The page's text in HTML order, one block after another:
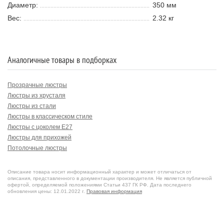
Диаметр:
350 мм
Вес:
2.32 кг
Аналогичные товары в подборках
Прозрачные люстры
Люстры из хрусталя
Люстры из стали
Люстры в классическом стиле
Люстры с цоколем E27
Люстры для прихожей
Потолочные люстры
Описание товара носит информационный характер и может отличаться от
описания, представленного в документации производителя. Не является публичной
офертой, определяемой положениями Статьи 437 ГК РФ. Дата последнего
обновления цены: 12.01.2022 г. Правовая информация